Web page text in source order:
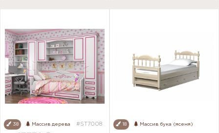
38 Массив дерева #ST7008 18 Массив бука (ясеня)